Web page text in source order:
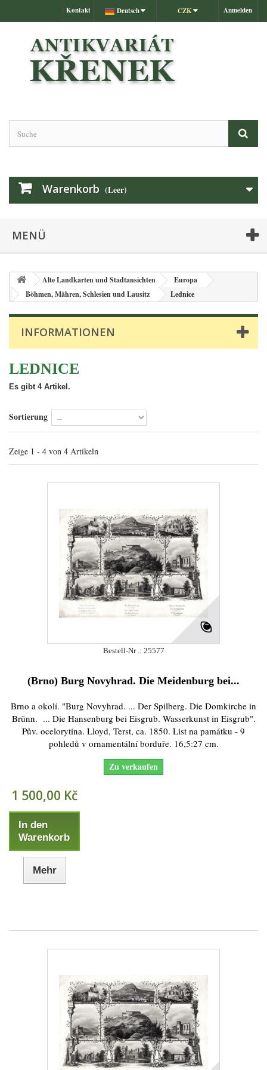
Anmelden
CZK
Deutsch
Kontakt
Warenkorb (Leer)
MENÜ
Alte Landkarten und Stadtansichten
Europa
Böhmen, Mähren, Schlesien und Lausitz
Lednice
INFORMATIONEN
LEDNICE
Es gibt 4 Artikel.
Sortierung
Zeige 1 - 4 von 4 Artikeln
Bestell-Nr .: 25577
(Brno) Burg Novyhrad. Die Meidenburg bei...
Brno a okolí. "Burg Novyhrad. ... Der Spilberg. Die Domkirche in
Brünn. ... Die Hansenburg bei Eisgrub. Wasserkunst in Eisgrub".
Pův. ocelorytina. Lloyd, Terst, ca. 1850. List na památku - 9
pohledů v ornamentální borduře. 16,5:27 cm.
Zu verkaufen
1 500,00 Kč
In den
Warenkorb
Mehr